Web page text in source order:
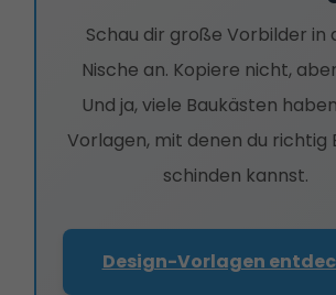
Schau dir große Vorbilder in
Nische an. Kopiere nicht,
Und ja, viele Baukästen
Vorlagen, mit denen du richtig
schinden kannst.
Design-Vorlagen